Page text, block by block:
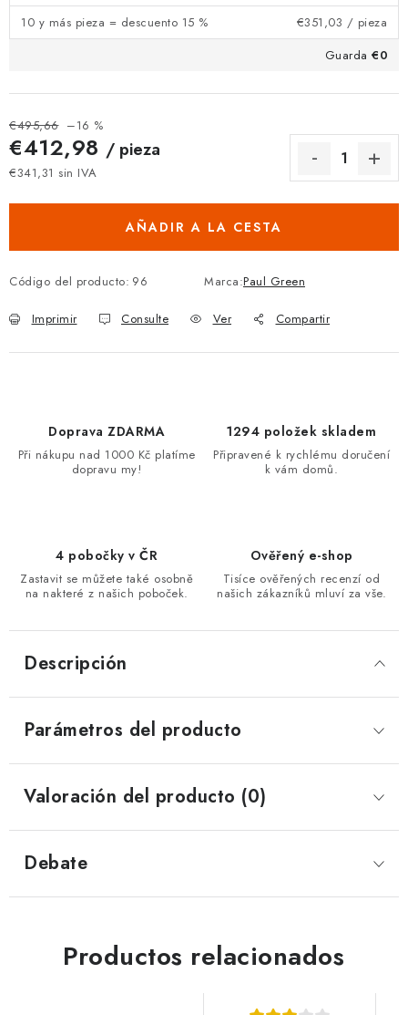
10 y más pieza = descuento 15 %
€351,03 / pieza
Guarda €0
€495,66 –16 %
€412,98 / pieza
€341,31 sin IVA
AÑADIR A LA CESTA
Código del producto: 96 Marca:Paul Green
Imprimir Consulte Ver Compartir
Doprava ZDARMA
Při nákupu nad 1000 Kč platíme
dopravu my!
1294 položek skladem
Připravené k rychlému doručení
k vám domů.
4 pobočky v ČR
Zastavit se můžete také osobně
na nakteré z našich poboček.
Ověřený e-shop
Tisíce ověřených recenzí od
našich zákazníků mluví za vše.
Descripción
Parámetros del producto
Valoración del producto (0)
Debate
Productos relacionados